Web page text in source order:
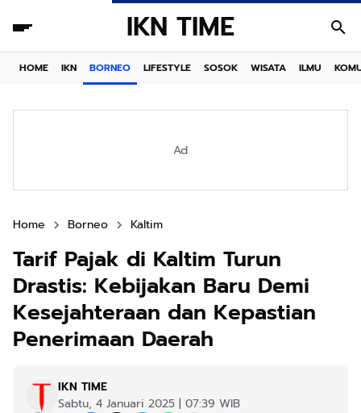
IKN TIME
HOME IKN BORNEO LIFESTYLE SOSOK WISATA ILMU
Ad
Home Borneo Kaltim
Tarif Pajak di Kaltim Turun
Drastis: Kebijakan Baru Demi
Kesejahteraan dan Kepastian
Penerimaan Daerah
IKN TIME
Sabtu, 4 Januari 2025 | 07:39 WIB